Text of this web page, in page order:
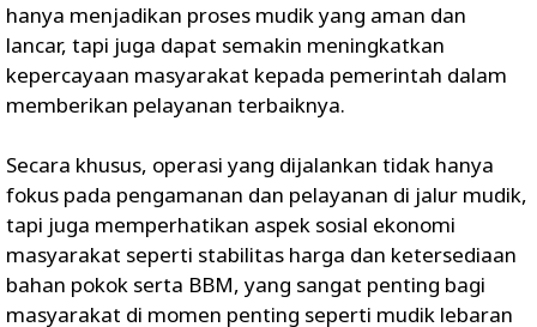
hanya menjadikan proses mudik yang aman dan
lancar, tapi juga dapat semakin meningkatkan
kepercayaan masyarakat kepada pemerintah dalam
memberikan pelayanan terbaiknya.
Secara khusus, operasi yang dijalankan tidak hanya
fokus pada pengamanan dan pelayanan di jalur mudik,
tapi juga memperhatikan aspek sosial ekonomi
masyarakat seperti stabilitas harga dan ketersediaan
bahan pokok serta BBM, yang sangat penting bagi
masyarakat di momen penting seperti mudik lebaran